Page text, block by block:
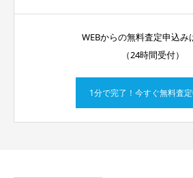
WEBからの無料査定申込み
（24時間受付）
1分で完了！今すぐ無料査